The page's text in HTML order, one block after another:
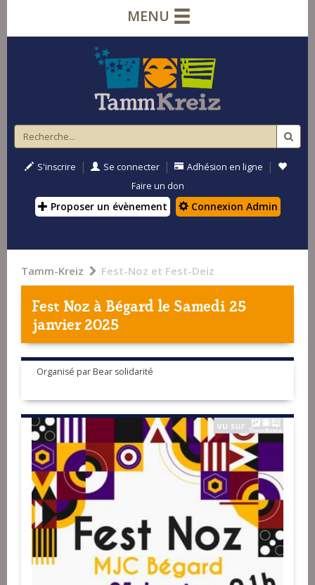
MENU
S'inscrire | Se connecter | Adhésion en ligne |
Faire un don
Proposer un évènement Connexion Admin
Tamm-Kreiz Fest-Noz et Fest-Deiz
Fest Noz àBégardle Samedi 25
janvier 2025
Organisé par Bear solidarité